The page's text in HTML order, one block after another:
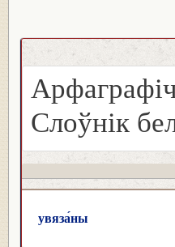
Слоўнік
увяза́ны